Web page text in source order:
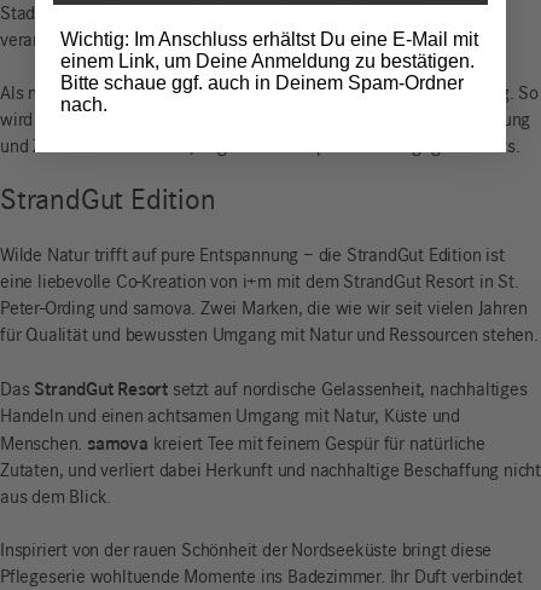
Stadionbetrieb, bei Mobilität rund um Spieltage und im
verantwortungsvolleren Umgang mit Materialien und Abfall.
Als nachhaltige, politische Kosmetikmarke teilen wir diese Haltung. So
wird die i+m × St. Pauli Edition zum kleinen Anstoß für Verantwortung
und Zusammenhalt – fair, vegan und klar positioniert: gegen Rechts.
StrandGut Edition
Wilde Natur trifft auf pure Entspannung – die StrandGut Edition ist
eine liebevolle Co-Kreation von i+m mit dem StrandGut Resort in St.
Peter-Ording und samova. Zwei Marken, die wie wir seit vielen Jahren
für Qualität und bewussten Umgang mit Natur und Ressourcen stehen.
Das StrandGut Resort setzt auf nordische Gelassenheit, nachhaltiges
Handeln und einen achtsamen Umgang mit Natur, Küste und
Menschen. samova kreiert Tee mit feinem Gespür für natürliche
Zutaten, und verliert dabei Herkunft und nachhaltige Beschaffung nicht
aus dem Blick.
Inspiriert von der rauen Schönheit der Nordseeküste bringt diese
Pflegeserie wohltuende Momente ins Badezimmer. Ihr Duft verbindet
Wichtig: Im Anschluss erhältst Du eine E-Mail mit
einem Link, um Deine Anmeldung zu bestätigen.
Bitte schaue ggf. auch in Deinem Spam-Ordner
nach.